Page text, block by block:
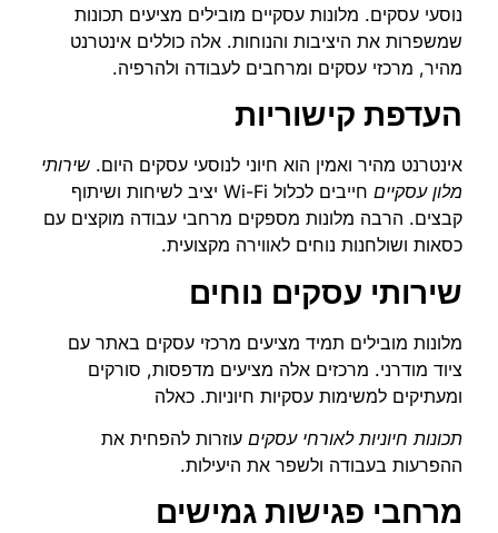
נוסעי עסקים. מלונות עסקיים מובילים מציעים תכונות
שמשפרות את היציבות והנוחות. אלה כוללים אינטרנט
מהיר, מרכזי עסקים ומרחבים לעבודה ולהרפיה.
העדפת קישוריות
אינטרנט מהיר ואמין הוא חיוני לנוסעי עסקים היום. שירותי
מלון עסקיים
חייבים לכלול Wi-Fi יציב לשיחות ושיתוף
קבצים. הרבה מלונות מספקים מרחבי עבודה מוקצים עם
כסאות ושולחנות נוחים לאווירה מקצועית.
שירותי עסקים נוחים
מלונות מובילים תמיד מציעים מרכזי עסקים באתר עם
ציוד מודרני. מרכזים אלה מציעים מדפסות, סורקים
ומעתיקים למשימות עסקיות חיוניות. כאלה
תכונות חיוניות לאורחי עסקים עוזרות להפחית את
ההפרעות בעבודה ולשפר את היעילות.
מרחבי פגישות גמישים